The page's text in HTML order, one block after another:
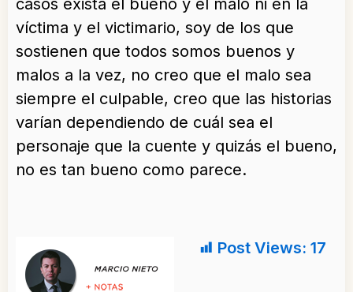
casos exista el bueno y el malo ni en la
víctima y el victimario, soy de los que
sostienen que todos somos buenos y
malos a la vez, no creo que el malo sea
siempre el culpable, creo que las historias
varían dependiendo de cuál sea el
personaje que la cuente y quizás el bueno,
no es tan bueno como parece.
Post Views: 17